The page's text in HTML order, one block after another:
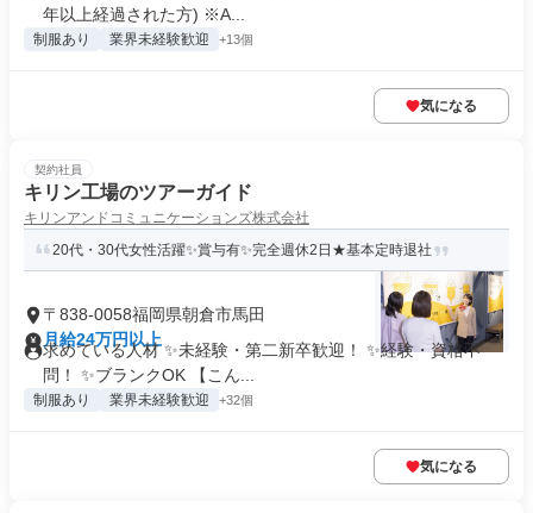
年以上経過された方) ※A...
制服あり 業界未経験歓迎 +13個
気になる
契約社員
キリン工場のツアーガイド
キリンアンドコミュニケーションズ株式会社
20代・30代女性活躍✨賞与有✨完全週休2日★基本定時退社
〒838-0058福岡県朝倉市馬田
月給24万円以上
求めている人材 ✨未経験・第二新卒歓迎！ ✨経験・資格不
問！ ✨ブランクOK 【こん...
制服あり 業界未経験歓迎 +32個
気になる